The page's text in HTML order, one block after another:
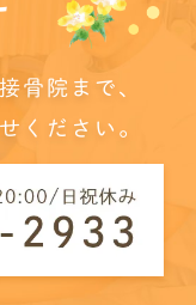
骨院まで、
ください。